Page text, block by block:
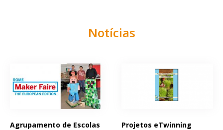
Notícias
Agrupamento de Escolas
Projetos eTwinning
Páginas